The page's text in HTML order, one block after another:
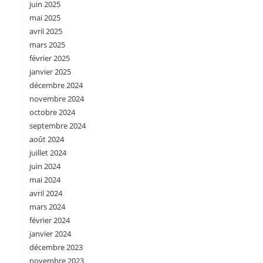
juin 2025
mai 2025
avril 2025
mars 2025
février 2025
janvier 2025
décembre 2024
novembre 2024
octobre 2024
septembre 2024
août 2024
juillet 2024
juin 2024
mai 2024
avril 2024
mars 2024
février 2024
janvier 2024
décembre 2023
novembre 2023